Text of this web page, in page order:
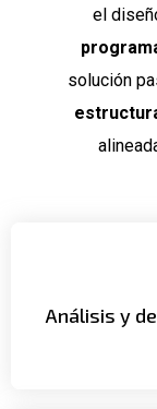
el
solución
Análisis y
para